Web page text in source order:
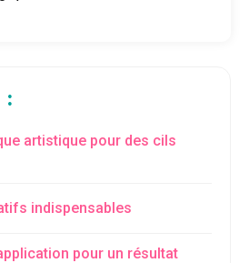
:
artistique pour des cils
indispensables
pour un résultat